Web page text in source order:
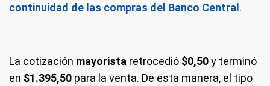
continuidad de las compras del Banco Central.
La cotización mayorista retrocedió $0,50y terminó
en $1.395,50 para la venta. De esta manera, el tipo